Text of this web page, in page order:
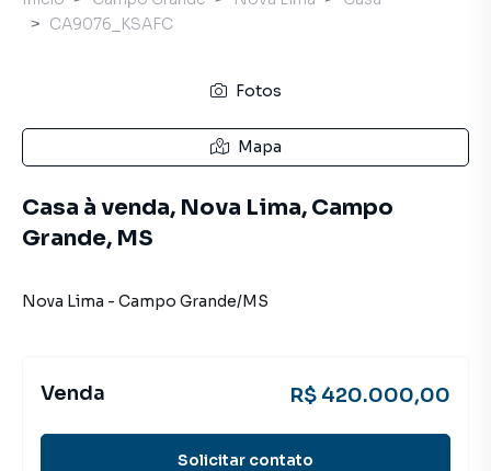
CA9076_KSAFC
Fotos
Mapa
Casa à venda, Nova Lima, Campo
Grande, MS
Nova Lima - Campo Grande/MS
Venda R$ 420.000,00
Solicitar contato